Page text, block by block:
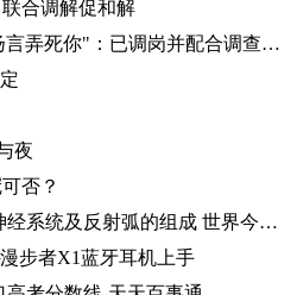
合调解促和解
官方通报"辅警辱骂市民扬言弄死你"：已调岗并配合调查-当前聚焦
夜
否？
膝跳反射的反射弧组成_神经系统及反射弧的组成 世界今日讯
步者X1蓝牙耳机上手